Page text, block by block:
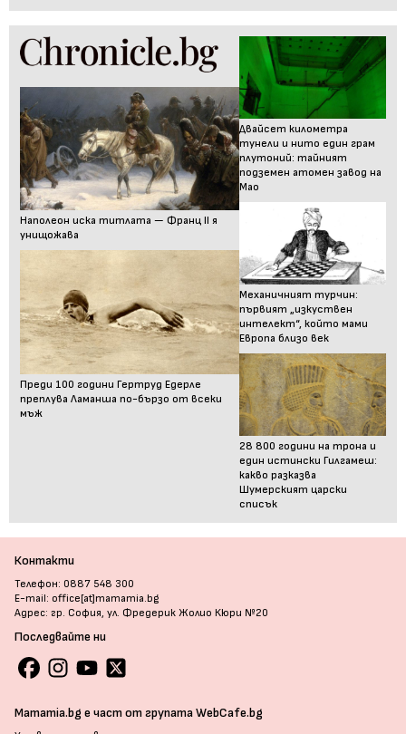
Наполеон иска титлата — Франц II я
унищожава
Преди 100 години Гертруд Едерле
преплува Ламанша по-бързо от всеки
мъж
Двайсет километра
тунели и нито един грам
плутоний: тайният
подземен атомен завод на
Мао
Механичният турчин:
първият „изкуствен
интелект“, който мами
Европа близо век
28 800 години на трона и
един истински Гилгамеш:
какво разказва
Шумерският царски
списък
Контакти
Телефон: 0887 548 300
E-mail: office[at]mamamia.bg
Адрес: гр. София, ул. Фредерик Жолио Кюри №20
Последвайте ни
Mamamia.bg е част от групата WebCafe.bg